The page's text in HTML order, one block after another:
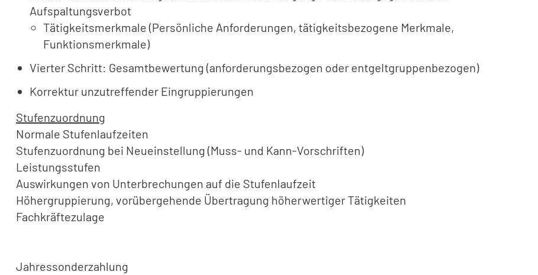
Aufspaltungsverbot
Tätigkeitsmerkmale (Persönliche Anforderungen, tätigkeitsbezogene Merkmale,
Funktionsmerkmale)
Vierter Schritt: Gesamtbewertung (anforderungsbezogen oder entgeltgruppenbezogen)
Korrektur unzutreffender Eingruppierungen
Stufenzuordnung
Normale Stufenlaufzeiten
Stufenzuordnung bei Neueinstellung (Muss- und Kann-Vorschriften)
Leistungsstufen
Auswirkungen von Unterbrechungen auf die Stufenlaufzeit
Höhergruppierung, vorübergehende Übertragung höherwertiger Tätigkeiten
Fachkräftezulage
Jahressonderzahlung